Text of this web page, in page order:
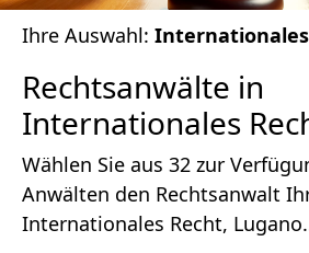
Ihre Auswahl:
Rechtsanwälte in
Internationales
Wählen Sie aus 32 zur
Anwälten den Rechtsanwalt
Internationales Recht,